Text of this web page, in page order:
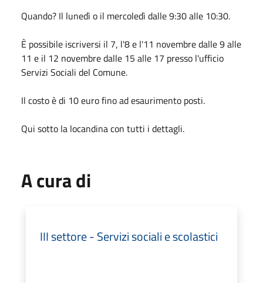
Quando? Il lunedì o il mercoledì dalle 9:30 alle 10:30.
È possibile iscriversi il 7, l'8 e l'11 novembre dalle 9 alle
11 e il 12 novembre dalle 15 alle 17 presso l'ufficio
Servizi Sociali del Comune.
Il costo è di 10 euro fino ad esaurimento posti.
Qui sotto la locandina con tutti i dettagli.
A cura di
III settore - Servizi sociali e scolastici